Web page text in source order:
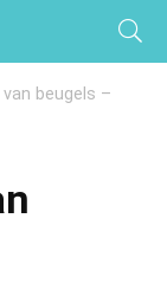
beugels –